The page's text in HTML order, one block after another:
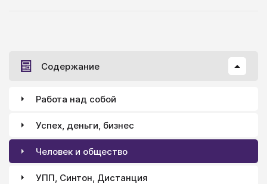
Содержание
Работа над собой
Успех, деньги, бизнес
Человек и общество
УПП, Синтон, Дистанция